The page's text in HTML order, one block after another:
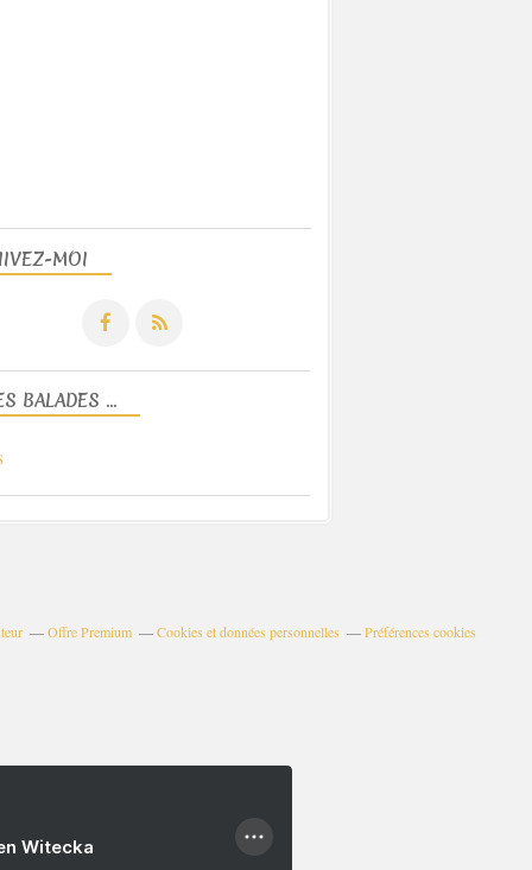
MOI
BALADES ...
Offre Premium Cookies et données personnelles Préférences cookies
Witecka